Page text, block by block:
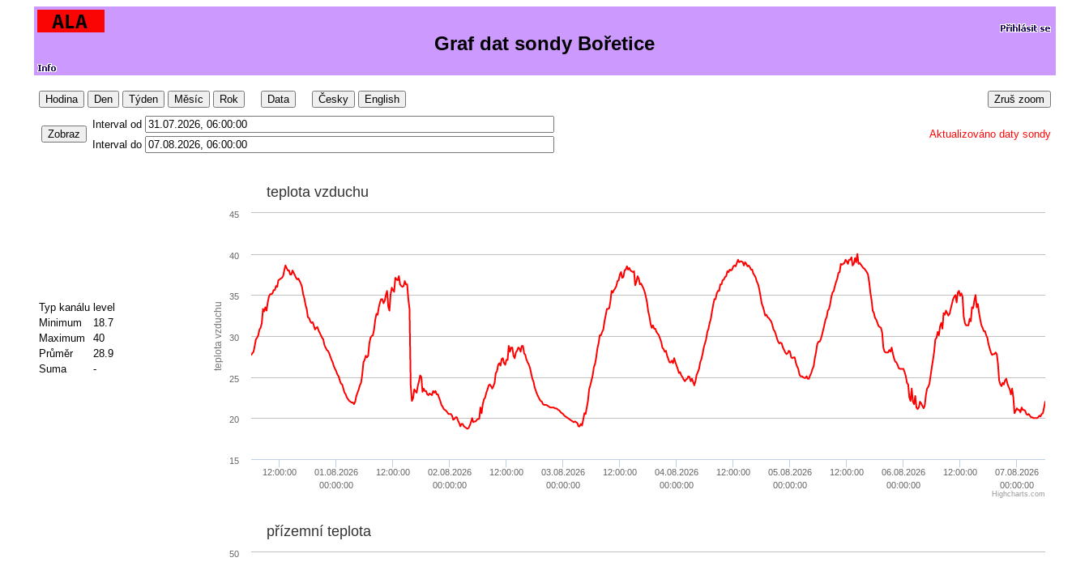
Graf dat sondy Bořetice
Hodina Den Týden Měsíc Rok Data Česky English Zruš zoom
Zobraz
Interval od
Interval do
Aktualizováno daty sondy
Typ kanálu level
Minimum
18.7
Maximum
40
Průměr
28.9
Suma
- teplota vzduchu
teplota vzduchu
12:00:00
01.08.2026
00:00:00
12:00:00
02.08.2026
00:00:00
12:00:00
03.08.2026
00:00:00
12:00:00
04.08.2026
00:00:00
12:00:00
05.08.2026
00:00:00
12:00:00
06.08.2026
00:00:00
12:00:00
07.08.2026
00:00:00
15
20
25
30
35
40
45
Highcharts.com
přízemní teplota
50